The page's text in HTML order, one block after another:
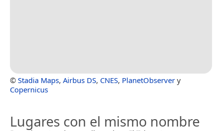
© Stadia Maps, Airbus DS, CNES, PlanetObserver y
Copernicus
Lugares con el mismo nombre